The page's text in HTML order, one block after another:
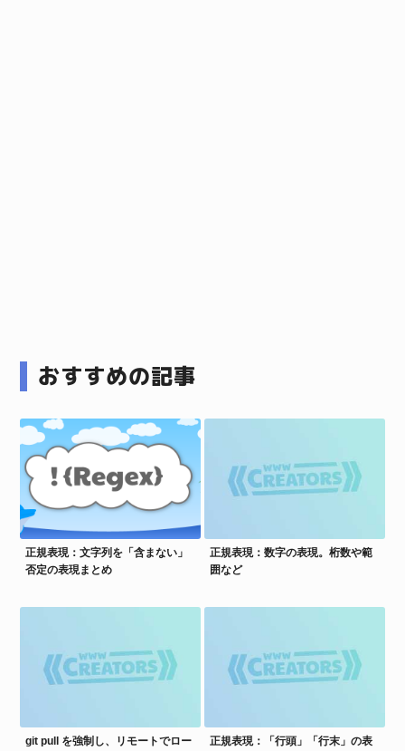
おすすめの記事
正規表現：文字列を「含まない」
否定の表現まとめ
正規表現：数字の表現。桁数や範
囲など
git pull を強制し、リモートでロー 正規表現：「行頭」「行末」の表